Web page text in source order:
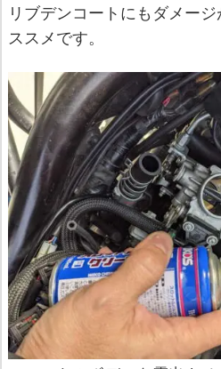
リブデンコートにもダメー
ススメです。